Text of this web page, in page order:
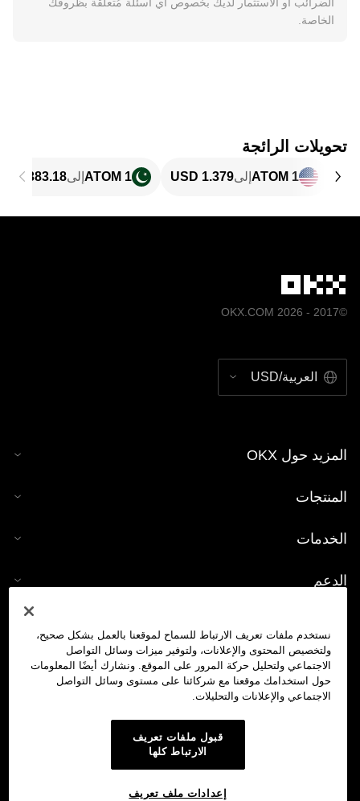
الخاصة.
تحويلات الرائجة
1 ATOM إلى 1 ATOM إلى
©2017 - 2026 OKX.COM
العربية/USD
المزيد حول OKX
المنتجات
الخدمات
الدعم
حاسبة العملات الرقمية
تداول
نستخدم ملفات تعريف الارتباط للسماح لموقعنا بالعمل بشكل صحيح،
ولتخصيص المحتوى والإعلانات، ولتوفير ميزات وسائل التواصل
الاجتماعي ولتحليل حركة المرور على الموقع. ونشارك أيضًا المعلومات
حول استخدامك موقعنا مع شركائنا على مستوى وسائل التواصل
الاجتماعي والإعلانات والتحليلات.
قبول ملفات تعريف
الارتباط كلها
إعدادات ملف تعريف